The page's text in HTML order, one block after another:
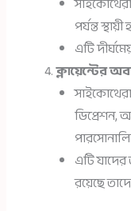
পর্যন্ত
এটি
ক্লায়েন্টের
ডিপ্রেশন,
এটি
রয়েছে